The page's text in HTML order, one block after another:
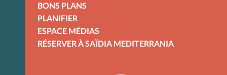
BONS PLANS
PLANIFIER
ESPACE MÉDIAS
RÉSERVER À SAÏDIA MEDITERRANIA